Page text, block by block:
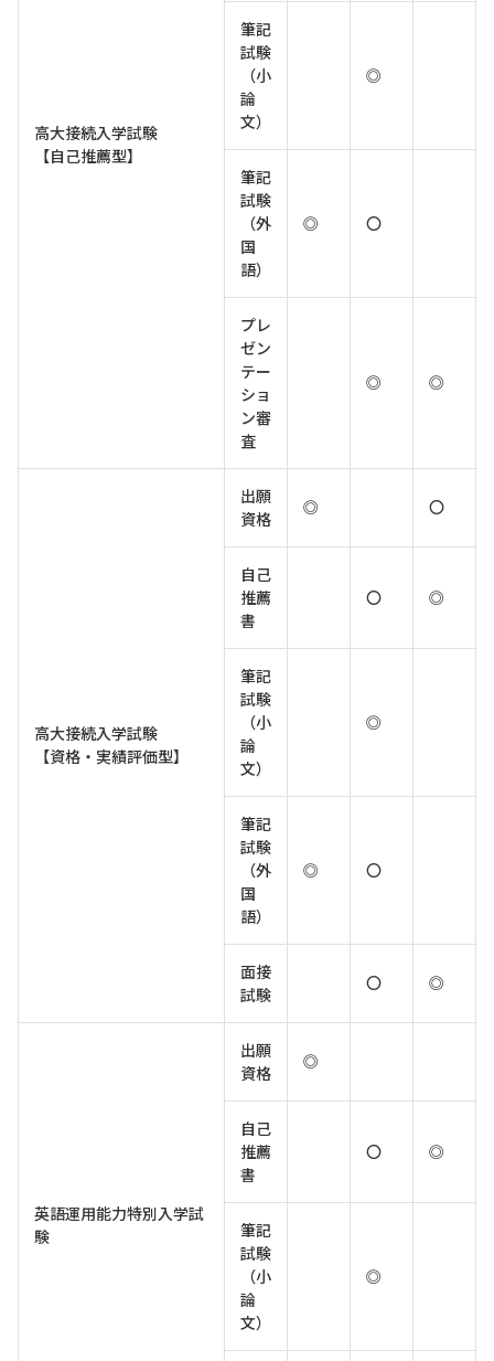
高大接続入学試験
【自己推薦型】
筆記
試験
（小
論
文）
◎
筆記
試験
（外
国
語）
◎ 〇
プレ
ゼン
テー
ショ
ン審
査
◎ ◎
高大接続入学試験
【資格・実績評価型】
出願
資格
◎ 〇
自己
推薦
書
〇 ◎
筆記
試験
（小
論
文）
◎
筆記
試験
（外
国
語）
◎ 〇
面接
試験
〇 ◎
英語運用能力特別入学試
験
出願
資格
◎
自己
推薦
書
〇 ◎
筆記
試験
（小
論
文）
◎